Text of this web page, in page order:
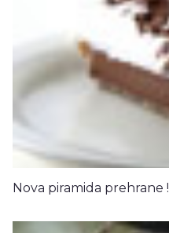
Nova piramida prehrane !